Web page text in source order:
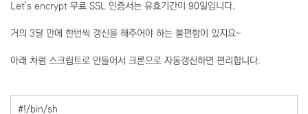
Let's encrypt 무료 SSL 인증서는 유효기간이 90일입니다.
거의 3달 만에 한번씩 갱신을 해주어야 하는 불편함이 있지요~
아래 처럼 스크립트로 만들어서 크론으로 자동갱신하면 편리합니다.
#!/bin/sh